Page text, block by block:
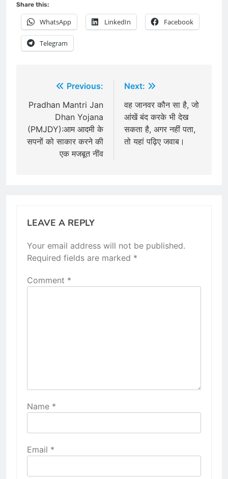
Share this:
WhatsApp LinkedIn Facebook
Telegram
navigation
Previous:
Pradhan Mantri Jan
Dhan Yojana
(PMJDY):आम आदमी के
सपनों को साकार करने की
एक मजबूत नींव
Next:
वह जानवर कौन सा है, जो
आंखें बंद करके भी देख
सकता है, अगर नहीं पता,
तो यहां पढ़िए जवाब।
LEAVE A REPLY
Your email address will not be published.
Required fields are marked *
Comment *
Name *
Email *